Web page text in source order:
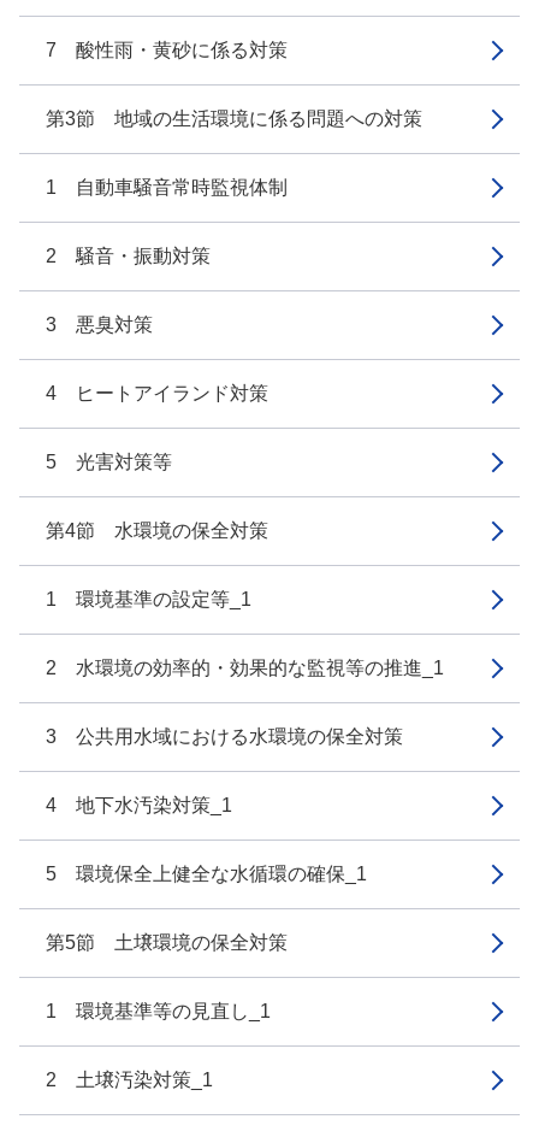
7 酸性雨・黄砂に係る対策
第3節 地域の生活環境に係る問題への対策
1 自動車騒音常時監視体制
2 騒音・振動対策
3 悪臭対策
4 ヒートアイランド対策
5 光害対策等
第4節 水環境の保全対策
1 環境基準の設定等_1
2 水環境の効率的・効果的な監視等の推進_1
3 公共用水域における水環境の保全対策
4 地下水汚染対策_1
5 環境保全上健全な水循環の確保_1
第5節 土壌環境の保全対策
1 環境基準等の見直し_1
2 土壌汚染対策_1